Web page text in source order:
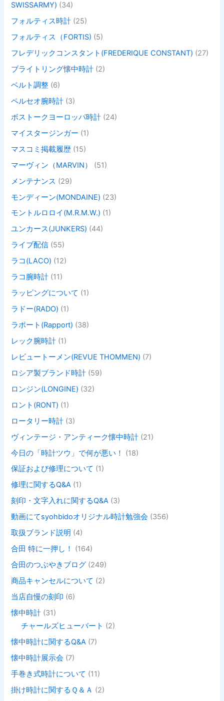
SWISSARMY) (34)
フォルティス時計 (25)
フォルティス（FORTIS) (5)
フレデリックコンスタント(FREDERIQUE CONSTANT) (27)
ブライトリング懐中時計 (2)
ベルト調整 (6)
ペルセオ腕時計 (3)
ボストークヨーロッパ時計 (24)
マイスタージンガー (1)
マスコミ掲載履歴 (15)
マーヴィン（MARVIN）
(51)
メンテナンス (29)
モンディーン(MONDAINE) (23)
モントルロロイ(M.R.M.W.) (1)
ユンカース(JUNKERS) (44)
ライブ配信 (55)
ラコ(LACO) (12)
ラコ腕時計 (11)
ラッピングについて (1)
ラドー(RADO) (1)
ラポート(Rapport) (38)
レック腕時計 (1)
レビュートーメン(REVUE THOMMEN) (7)
ロシア製ブランド時計 (59)
ロンジン(LONGINE) (32)
ロント(RONT) (1)
ロータリー時計 (3)
ヴィンテージ・アンティーク懐中時計 (21)
今日の「時計ツウ」で何が悪い！
(18)
保証および修理について (1)
修理に関するQ&A (1)
刻印・文字入れに関するQ&A (3)
動画にてsyohbidoオリジナル時計勉強会 (356)
取扱ブランド説明 (4)
合田 特に一押し！
(164)
合田のつぶやきブログ (249)
商品キャンセルについて (2)
当店自慢の刻印 (6)
懐中時計 (31)
チャールズヒューバート (2)
懐中時計に関するQ&A (7)
懐中時計展示会 (7)
手巻き式時計について (11)
掛け時計に関するＱ＆Ａ (2)